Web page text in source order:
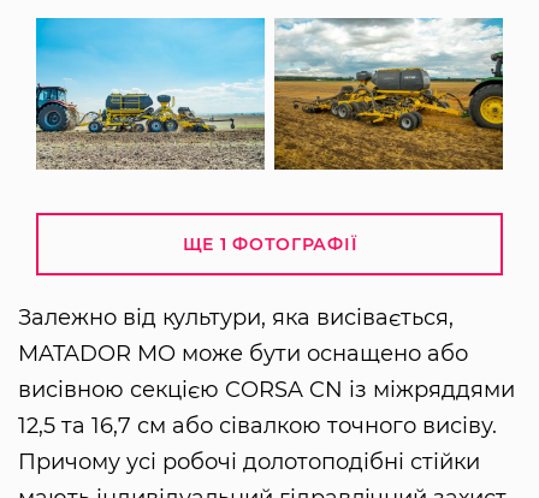
ЩЕ 1 ФОТОГРАФІЇ
Залежно від культури, яка висівається,
MATADOR MO може бути оснащено або
висівною секцією CORSA CN із міжряддями
12,5 та 16,7 см або сівалкою точного висіву.
Причому усі робочі долотоподібні стійки